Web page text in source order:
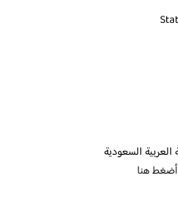
أضغط هنا